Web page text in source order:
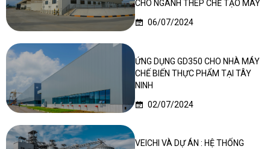
CHO NGÀNH THÉP CHẾ TẠO MÁY
06/07/2024
ỨNG DỤNG GD350 CHO NHÀ MÁY
CHẾ BIẾN THỰC PHẨM TẠI TÂY
NINH
02/07/2024
VEICHI VÀ DỰ ÁN : HỆ THỐNG